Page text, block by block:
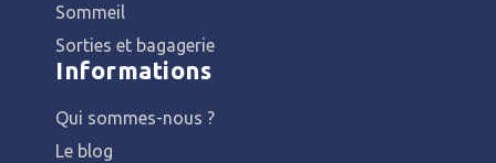
Sommeil
Sorties et bagagerie
Informations
Qui sommes-nous ?
Le blog